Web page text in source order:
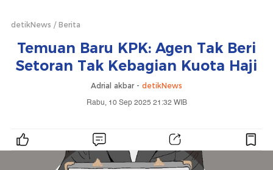
detikNews Berita
Temuan Baru KPK: Agen Tak Beri
Setoran Tak Kebagian Kuota Haji
Adrial akbar - detikNews
Rabu, 10 Sep 2025 21:32 WIB